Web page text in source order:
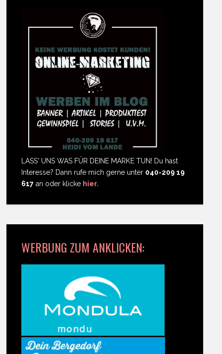
LASS' UNS WAS FÜR DEINE MARKE TUN! Du hast
Interesse? Dann rufe mich gerne unter 040-209 19
617 an oder klicke hier.
WERBUNG ZUM ANKLICKEN: